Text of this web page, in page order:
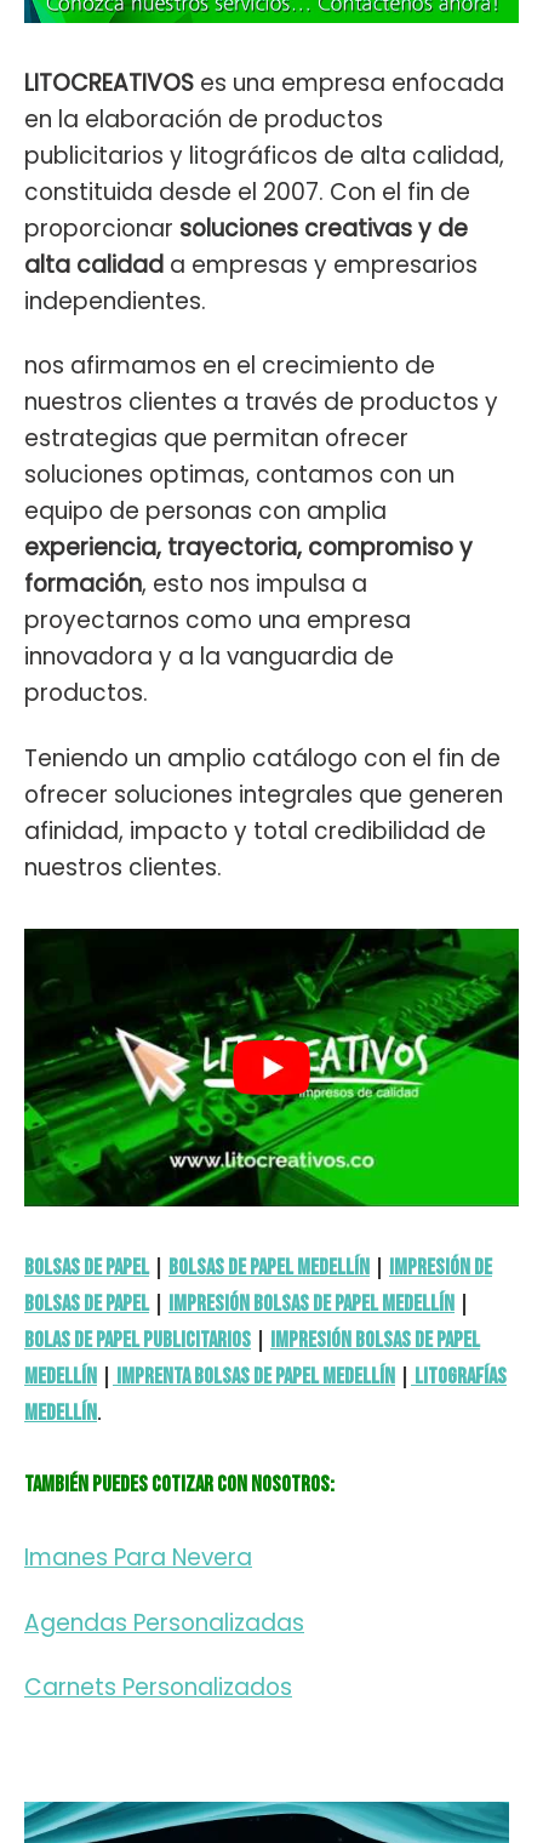
LITOCREATIVOS es una empresa enfocada
en la elaboración de productos
publicitarios y litográficos de alta calidad,
constituida desde el 2007. Con el fin de
proporcionar soluciones creativas y de
alta calidad a empresas y empresarios
independientes.
nos afirmamos en el crecimiento de
nuestros clientes a través de productos y
estrategias que permitan ofrecer
soluciones optimas, contamos con un
equipo de personas con amplia
experiencia, trayectoria, compromiso y
formación, esto nos impulsa a
proyectarnos como una empresa
innovadora y a la vanguardia de
productos.
Teniendo un amplio catálogo con el fin de
ofrecer soluciones integrales que generen
afinidad, impacto y total credibilidad de
nuestros clientes.
Bolsas de Papel| Bolsas de papel Medellín
Impresión de
Bolsas de papel| Impresión Bolsas de papel Medellín
Bolas de papel Publicitarios
Impresión Bolsas de papel
Medellín
Imprenta Bolsas de papel Medellín
Litografías
Medellín.
También puedes cotizar con nosotros:
Imanes Para Nevera
Agendas Personalizadas
Carnets Personalizados